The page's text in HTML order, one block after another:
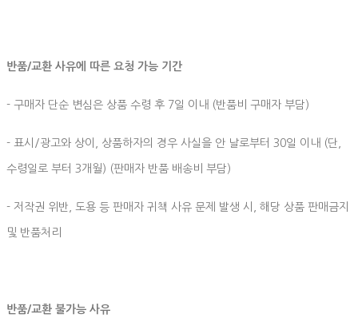
반품/교환 사유에 따른 요청 가능 기간
- 구매자 단순 변심은 상품 수령 후 7일 이내 (반품비 구매자 부담)
- 표시/광고와 상이, 상품하자의 경우 사실을 안 날로부터 30일 이내 (단,
수령일로 부터 3개월) (판매자 반품 배송비 부담)
- 저작권 위반, 도용 등 판매자 귀책 사유 문제 발생 시, 해당 상품 판매금지
및 반품처리
반품/교환 불가능 사유